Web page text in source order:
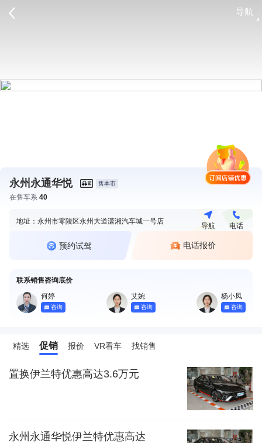
导航
永州永通华悦 售本市
在售车系 40
地址：永州市零陵区永州大道潇湘汽车城一号店
导航 电话
预约试驾 电话报价
联系销售咨询底价
何婷
咨询
艾婉
咨询
杨小凤
咨询
精选 促销 报价 VR看车 找销售
置换伊兰特优惠高达3.6万元
永州永通华悦伊兰特优惠高达